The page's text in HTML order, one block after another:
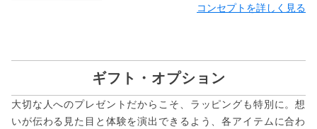
コンセプトを詳しく見る
ギフト・オプション
大切な人へのプレゼントだからこそ、ラッピングも特別に。想
いが伝わる見た目と体験を演出できるよう、各アイテムに合わ